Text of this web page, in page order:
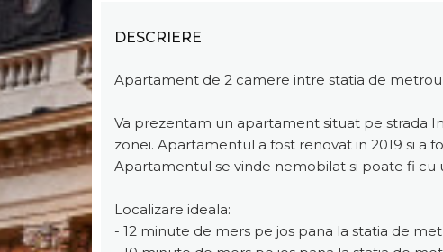
DESCRIERE
Apartament de 2 camere intre statia de metrou
Va prezentam un apartament situat pe strada
zonei. Apartamentul a fost renovat in 2019 si a
Apartamentul se vinde nemobilat si poate fi cu
Localizare ideala:
- 12 minute de mers pe jos pana la statia de